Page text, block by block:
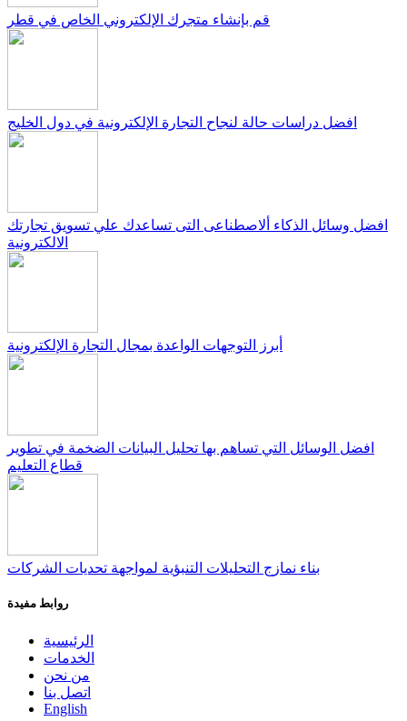
قم بإنشاء متجرك الإلكتروني الخاص في قطر
افضل دراسات حالة لنجاح التجارة الإلكترونية في دول الخليج
افضل وسائل الذكاء ألاصطناعى التى تساعدك علي تسويق تجارتك
الالكترونية
أبرز التوجهات الواعدة بمجال التجارة الإلكترونية
افضل الوسائل التي تساهم بها تحليل البيانات الضخمة في تطوير
قطاع التعليم
بناء نمازج التحليلات التنبؤية لمواجهة تحديات الشركات
روابط مفيدة
الرئيسية
الخدمات
من نحن
اتصل بنا
English